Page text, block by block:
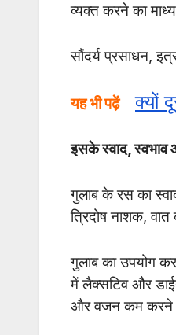
व्यक्त करने का
सौंदर्य प्रसाधन,
यह भी पढ़ें क्यों
इसके स्वाद, स्वभाव
गुलाब के रस का
त्रिदोष नाशक,
गुलाब का उपयोग
में लैक्सटिव और
और वजन कम करने